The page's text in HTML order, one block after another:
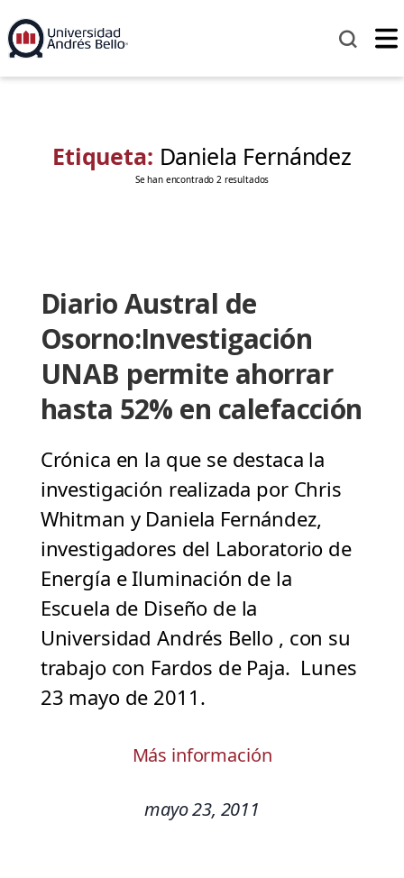
Etiqueta: Daniela Fernández
Se han encontrado 2 resultados
Diario Austral de
Osorno:Investigación
UNAB permite ahorrar
hasta 52% en calefacción
Crónica en la que se destaca la
investigación realizada por Chris
Whitman y Daniela Fernández,
investigadores del Laboratorio de
Energía e Iluminación de la
Escuela de Diseño de la
Universidad Andrés Bello , con su
trabajo con Fardos de Paja. Lunes
23 mayo de 2011.
Más información
mayo 23, 2011